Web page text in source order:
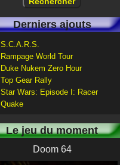
Derniers ajouts
S.C.A.R.S.
Rampage World Tour
Duke Nukem Zero Hour
Top Gear Rally
Star Wars: Episode I: Racer
Quake
Le jeu du moment
Doom 64